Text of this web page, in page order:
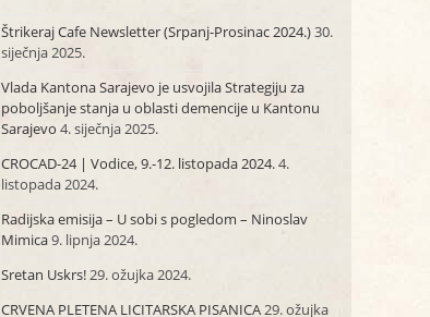
Štrikeraj Cafe Newsletter (Srpanj-Prosinac 2024.)30.
siječnja 2025.
Vlada Kantona Sarajevo je usvojila Strategiju za
poboljšanje stanja u oblasti demencije u Kantonu
Sarajevo 4. siječnja 2025.
CROCAD-24 | Vodice, 9.-12. listopada 2024.4.
listopada 2024.
Radijska emisija – U sobi s pogledom – Ninoslav
Mimica9. lipnja 2024.
Sretan Uskrs!29. ožujka 2024.
CRVENA PLETENA LICITARSKA PISANICA29. ožujka